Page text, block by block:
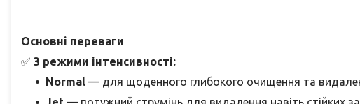
Основні переваги
✅ 3 режими інтенсивності:
Normal — для щоденного глибокого очищення та